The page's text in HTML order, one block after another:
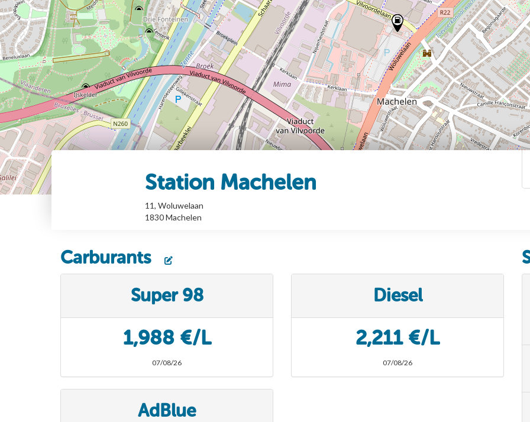
Station Machelen
11, Woluwelaan
1830 Machelen
Carburants
Super 98
1,988 €/L
07/08/26
Diesel
2,211 €/L
07/08/26
AdBlue